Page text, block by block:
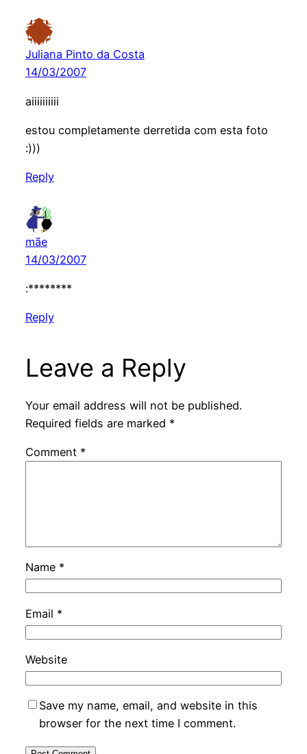
Juliana Pinto da Costa
14/03/2007
aiiiiiiiiii
estou completamente derretida com esta foto
:)))
Reply
mãe
14/03/2007
:********
Reply
Leave a Reply
Your email address will not be published.
Required fields are marked *
Comment *
Name *
Email *
Website
Save my name, email, and website in this
browser for the next time I comment.